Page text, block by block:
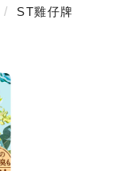
ST雞仔牌